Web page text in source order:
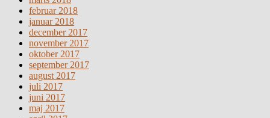
februar 2018
januar 2018
december 2017
november 2017
oktober 2017
september 2017
august 2017
juli 2017
juni 2017
maj 2017